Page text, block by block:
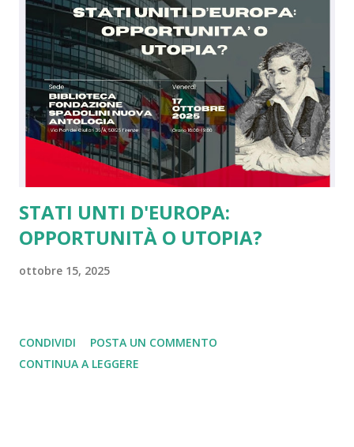
guerra in Ucraina gli Usa e la Russia sono de facto uniti
contro il modello di Unione Europea in una logica, a mio
modesto parere, di imperi in crisi. Ebbene se da un lato
questa cosa mi amareggia, essendo io da sempre grato agli
americani per il sostegno dato contro i nazisti e per il loro
concetto di libertà, dall'altro tale scelta ci rende...
STATI UNTI D'EUROPA:
OPPORTUNITÀ O UTOPIA?
ottobre 15, 2025
CONDIVIDI
POSTA UN COMMENTO
CONTINUA A LEGGERE